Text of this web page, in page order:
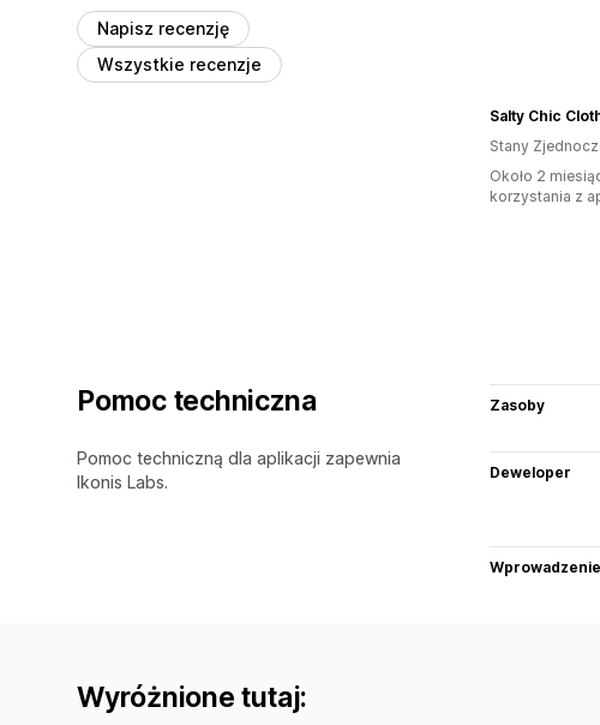
Napisz recenzję
Wszystkie recenzje
Salty Chic
Stany
Około 2
korzystania z
Pomoc techniczna
Pomoc techniczną dla aplikacji zapewnia
Ikonis Labs.
Zasoby
Deweloper
Wyróżnione tutaj: